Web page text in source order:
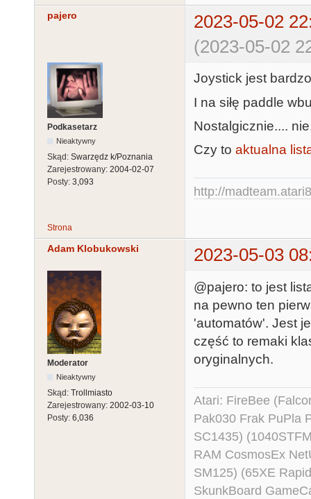
pajero
2023-05-02
(2023-05-02
Podkasetarz
Nieaktywny
Skąd: Swarzędz k/Poznania
Zarejestrowany: 2004-02-07
Posty: 3,093
Joystick jest
I na siłę paddle
Nostalgicznie....
Czy to aktualna
http://
Strona
Adam Klobukowski 2023-05-03
Moderator
Nieaktywny
Skąd: Trollmiasto
Zarejestrowany: 2002-03-10
Posty: 6,036
@pajero: to jest
na pewno ten
'automatów'. Jest
część to remaki
oryginalnych.
Atari: FireBee
Pak030 Frak PuPla
SC1435)
RAM CosmosEx
SM125) (65XE
SkunkBoard